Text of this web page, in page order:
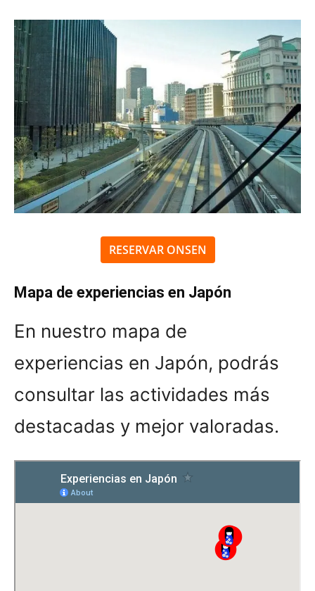
RESERVAR ONSEN
Mapa de experiencias en Japón
En nuestro mapa de
experiencias en Japón, podrás
consultar las actividades más
destacadas y mejor valoradas.